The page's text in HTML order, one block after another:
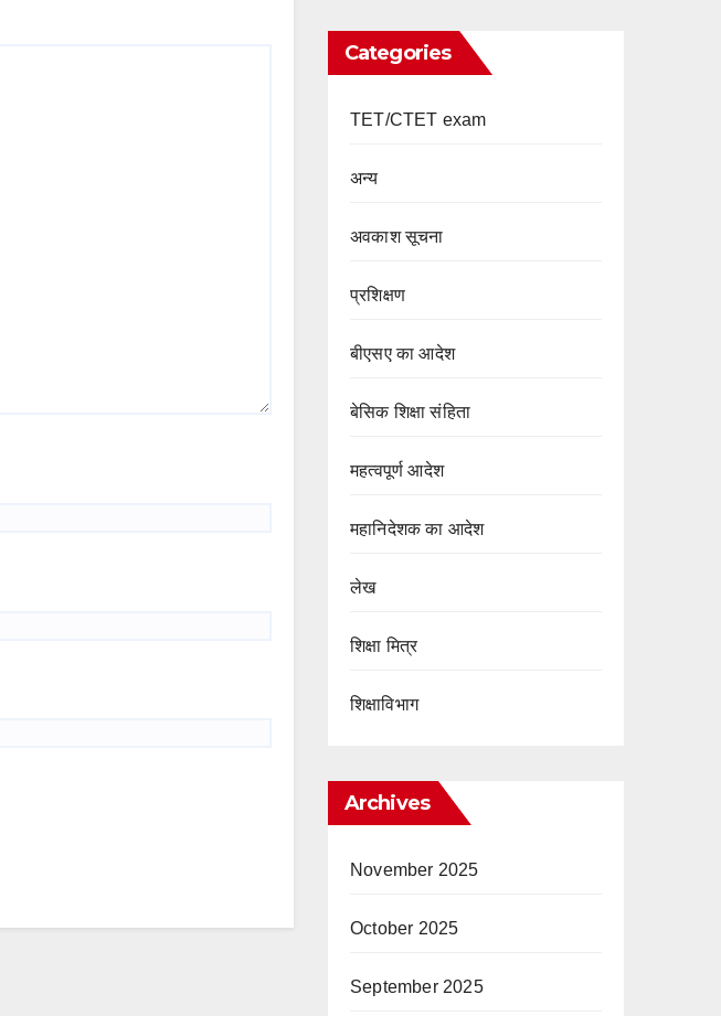
Categories
TET/CTET exam
अन्य
अवकाश सूचना
प्रशिक्षण
बीएसए का आदेश
बेसिक शिक्षा संहिता
महत्वपूर्ण आदेश
महानिदेशक का आदेश
लेख
शिक्षा मित्र
शिक्षाविभाग
Archives
November 2025
October 2025
September 2025